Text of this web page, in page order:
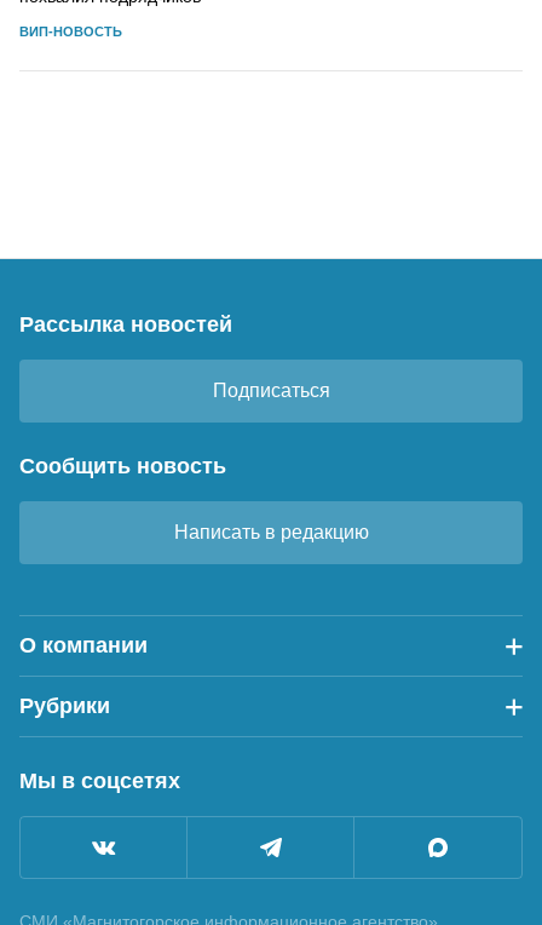
ВИП-НОВОСТЬ
Рассылка новостей
Подписаться
Сообщить новость
Написать в редакцию
О компании
Рубрики
Мы в соцсетях